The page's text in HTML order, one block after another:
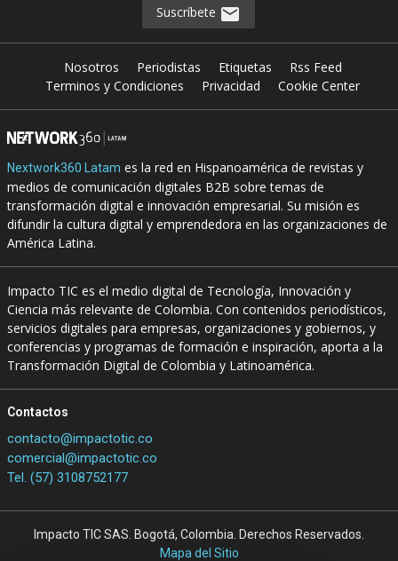
Suscríbete
Nosotros Periodistas Etiquetas
Rss Feed
Terminos y Condiciones
Privacidad Cookie Center
Nextwork360 Latam es la red en Hispanoamérica de revistas y
medios de comunicación digitales B2B sobre temas de
transformación digital e innovación empresarial. Su misión es
difundir la cultura digital y emprendedora en las organizaciones de
América Latina.
Impacto TIC es el medio digital de Tecnología, Innovación y
Ciencia más relevante de Colombia. Con contenidos periodísticos,
servicios digitales para empresas, organizaciones y gobiernos, y
conferencias y programas de formación e inspiración, aporta a la
Transformación Digital de Colombia y Latinoamérica.
Contactos
contacto@impactotic.co
comercial@impactotic.co
Tel. (57) 3108752177
Impacto TIC SAS. Bogotá, Colombia. Derechos Reservados.
Mapa del Sitio